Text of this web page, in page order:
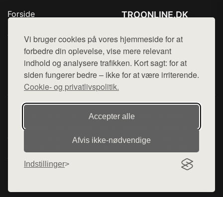
Vi bruger cookies på vores hjemmeside for at
forbedre din oplevelse, vise mere relevant
indhold og analysere trafikken. Kort sagt: for at
siden fungerer bedre – ikke for at være irriterende.
Cookie- og privatlivspolitik.
Accepter alle
Afvis ikke‑nødvendige
Indstillinger
Forside
Top Rabatter
Blog
Kontakt
TROONLINE.DK
Mail: hej@want.dk
Cookie- og privatlivspolitik
Denne side er en del af want.dk, der udgiver en række
hjemmesider med præsentation af forskellige produkter fra
diverse webshops. Der sælges ikke varer fra denne side - vi
henviser til de shops, som sælger varen. Vi har heller ikke
varerne på lager.